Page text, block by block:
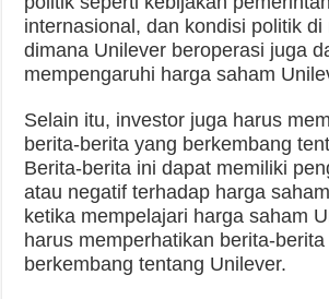
internasional, dan kondisi politik di
dimana Unilever beroperasi juga
mempengaruhi harga saham
Selain itu, investor juga harus
berita-berita yang berkembang
Berita-berita ini dapat memiliki
atau negatif terhadap harga
ketika mempelajari harga saham
harus memperhatikan berita-berita
berkembang tentang Unilever.